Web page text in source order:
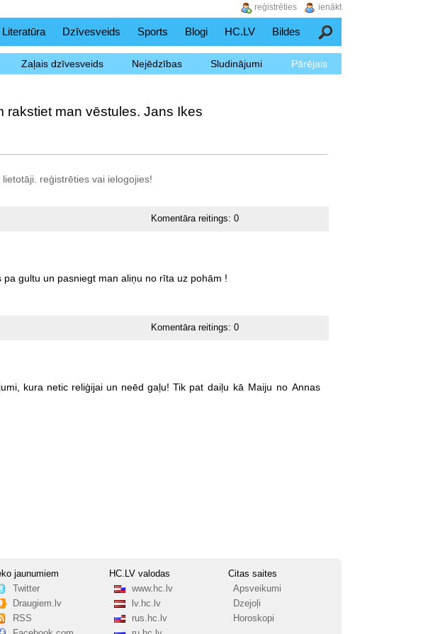
Literatūra Dzīvesveids Sports Blogi HC.LV Bildes Meklēšana
Zaļais dzīvesveids Nejēdzības Sludinājumi Pārējais
rakstiet man vēstules. Jans Ikes
reģistrētiesvai ielogojies!
Komentāra reitings:0
pa gultu un pasniegt man aliņu no rīta uz pohām !
Komentāra reitings:0
kura netic reliģijai un neēd gaļu! Tik pat daiļu kā Maiju no Annas
jaunumiem
Twitter
Draugiem.lv
RSS
HC.LV valodas
www.hc.lv
lv.hc.lv
rus.hc.lv
Citas saites
Apsveikumi
Dzejoļi
Horoskopi
ienākt
reģistrēties